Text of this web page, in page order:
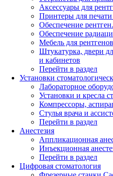
Аксессуары для
Принтеры для
Обеспечение
Обеспечение
Мебель для
Штукатурка, двери
и кабинетов
Перейти в раздел
Установки
Лабораторное
Установки и кресла
Компрессоры,
Стулья врача и
Перейти в раздел
Анестезия
Аппликационная
Инъекционная
Перейти в раздел
Цифровая стоматология